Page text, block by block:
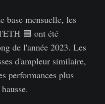
base mensuelle, les
🟦 ont été
de l'année 2023. Les
d'ampleur similaire,
performances plus